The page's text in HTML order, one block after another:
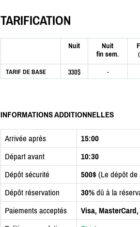
TARIFICATION
Nuit
Nuit
fin sem.
TARIF DE BASE 330$ -
INFORMATIONS ADDITIONNELLES
Arrivée après
15:00
Départ avant
10:30
Dépôt sécurité
500$ (Le dépôt de
Dépôt réservation
30%dû à la
Paiements acceptés
Visa,